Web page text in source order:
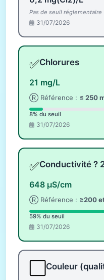
Pas de seuil réglementaire
31/07/2026
✅Chlorures
21 mg/L
Ⓡ Référence : ≤ 250
8% du seuil
31/07/2026
✅Conductivité ?
648 µS/cm
Ⓡ Référence : ≥200
59% du seuil
31/07/2026
Couleur